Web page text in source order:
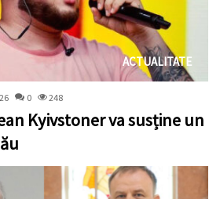
ACTUALITATE
0 248
Kyivstoner va susține un